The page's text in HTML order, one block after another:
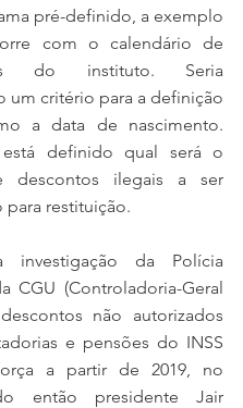
pré-definido, a exemplo
com o calendário de
do instituto. Seria
um critério para a definição
a data de nascimento.
definido qual será o
descontos ilegais a ser
restituição.
investigação da Polícia
CGU (Controladoria-Geral
não autorizados
e pensões do INSS
a partir de 2019, no
então presidente Jair